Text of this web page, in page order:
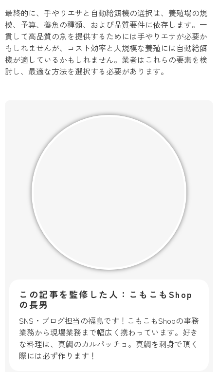
最終的に、手やりエサと自動給餌機の選択は、養殖場の規
模、予算、養魚の種類、および品質要件に依存します。一
貫して高品質の魚を提供するためには手やりエサが必要か
もしれませんが、コスト効率と大規模な養殖には自動給餌
機が適しているかもしれません。業者はこれらの要素を検
討し、最適な方法を選択する必要があります。
この記事を監修した人：こもこもShop
の長男
SNS・ブログ担当の福島です！こもこもShopの事務
業務から現場業務まで幅広く携わっています。好き
な料理は、真鯛のカルパッチョ。真鯛を刺身で頂く
際には必ず作ります！